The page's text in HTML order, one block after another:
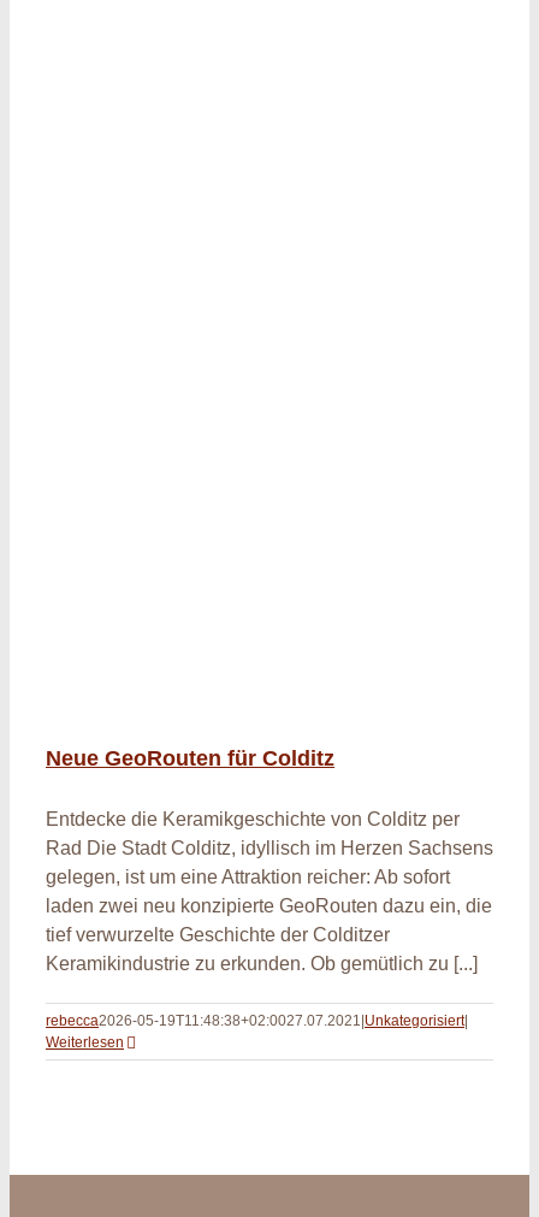
Neue GeoRouten für Colditz
Entdecke die Keramikgeschichte von Colditz per
Rad Die Stadt Colditz, idyllisch im Herzen Sachsens
gelegen, ist um eine Attraktion reicher: Ab sofort
laden zwei neu konzipierte GeoRouten dazu ein, die
tief verwurzelte Geschichte der Colditzer
Keramikindustrie zu erkunden. Ob gemütlich zu [...]
rebecca2026-05-19T11:48:38+02:0027.07.2021 |Unkategorisiert|
Weiterlesen